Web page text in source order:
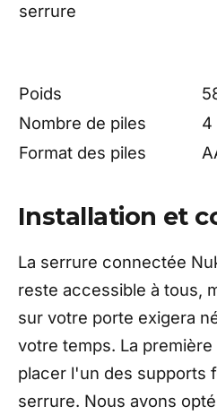
serrure
Poids
Nombre de piles
4
Format des piles
Installation et
La serrure connectée
reste accessible à tous,
sur votre porte exigera
votre temps. La
placer l'un des supports
serrure. Nous avons